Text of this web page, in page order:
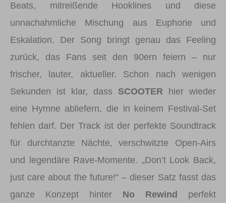
Beats, mitreißende Hooklines und diese
unnachahmliche Mischung aus Euphorie und
Eskalation. Der Song bringt genau das Feeling
zurück, das Fans seit den 90ern feiern – nur
frischer, lauter, aktueller. Schon nach wenigen
Sekunden ist klar, dass SCOOTER hier wieder
eine Hymne abliefern, die in keinem Festival-Set
fehlen darf. Der Track ist der perfekte Soundtrack
für durchtanzte Nächte, verschwitzte Open-Airs
und legendäre Rave-Momente. „Don’t Look Back,
just care about the future!“ – dieser Satz fasst das
ganze Konzept hinter No Rewind
perfekt